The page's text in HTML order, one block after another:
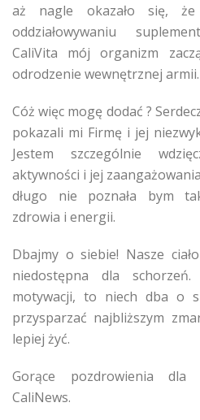
aż nagle okazało się, że
oddziałowywaniu
CaliVita mój organizm
odrodzenie wewnętrznej armii.
Cóż więc mogę dodać ?
pokazali mi Firmę i jej
Jestem szczególnie
aktywności i jej
długo nie poznała bym
zdrowia i energii.
Dbajmy o siebie! Nasze
niedostępna dla
motywacji, to niech dba o
przysparzać najbliższym
lepiej żyć.
Gorące pozdrowienia dla
CaliNews.